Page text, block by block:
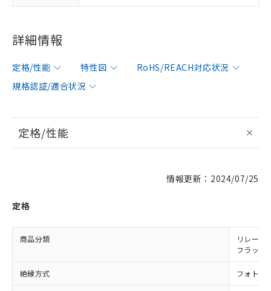
詳細情報
定格/性能 特性図
RoHS/REACH対応状況
規格認証/適合状況
定格/性能
情報更新：2024/07/25
定格
商品分類
リレー同
フラット
絶縁方式 フォト・